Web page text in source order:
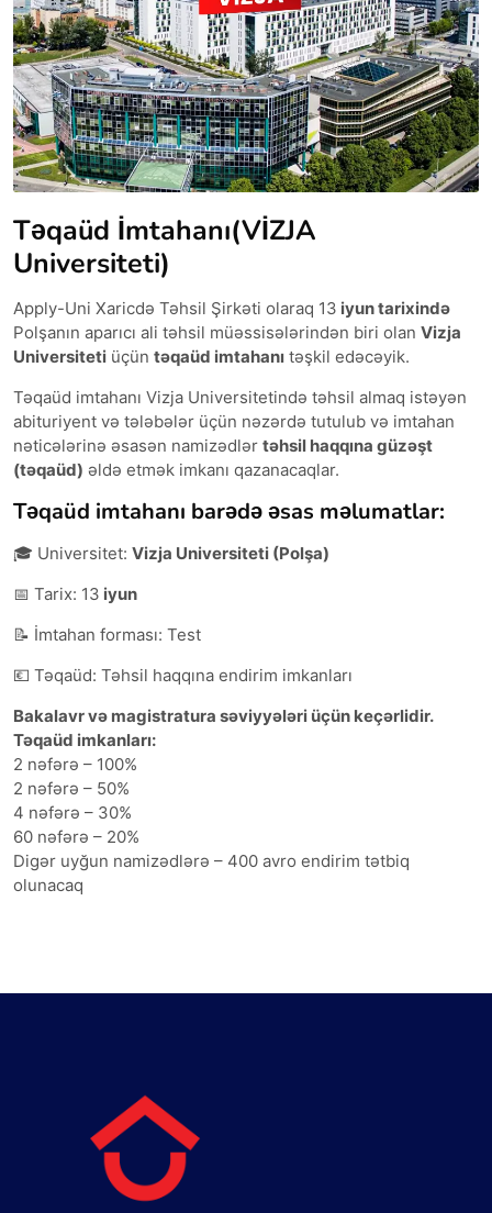
Təqaüd İmtahanı(VİZJA
Universiteti)
Apply-Uni Xaricdə Təhsil Şirkəti olaraq 13 iyun tarixində
Polşanın aparıcı ali təhsil müəssisələrindən biri olan Vizja
Universiteti üçün təqaüd imtahanı təşkil edəcəyik.
Təqaüd imtahanı Vizja Universitetində təhsil almaq istəyən
abituriyent və tələbələr üçün nəzərdə tutulub və imtahan
nəticələrinə əsasən namizədlər təhsil haqqına güzəşt
(təqaüd) əldə etmək imkanı qazanacaqlar.
Təqaüd imtahanı barədə əsas məlumatlar:
🎓 Universitet: Vizja Universiteti (Polşa)
📅 Tarix: 13 iyun
📝 İmtahan forması: Test
💶 Təqaüd: Təhsil haqqına endirim imkanları
Bakalavr və magistratura səviyyələri üçün keçərlidir.
Təqaüd imkanları:
2 nəfərə – 100%
2 nəfərə – 50%
4 nəfərə – 30%
60 nəfərə – 20%
Digər uyğun namizədlərə – 400 avro endirim tətbiq
olunacaq